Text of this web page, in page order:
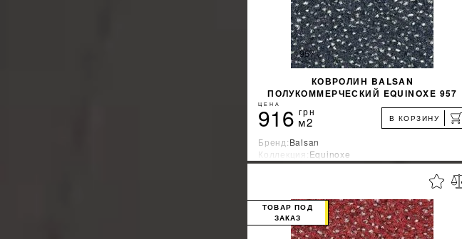
КОВРОЛИН BALSAN
ПОЛУКОММЕРЧЕСКИЙ EQUINOXE 957
ЦЕНА
916 грн
м2 В КОРЗИНУ
Бренд:Balsan
Коллекция:Equinoxe
Страна-производитель:Франция
УЗНАТЬ СВОЮ СКИДКУ %
КУПИТЬ
ТОВАР ПОД
ЗАКАЗ